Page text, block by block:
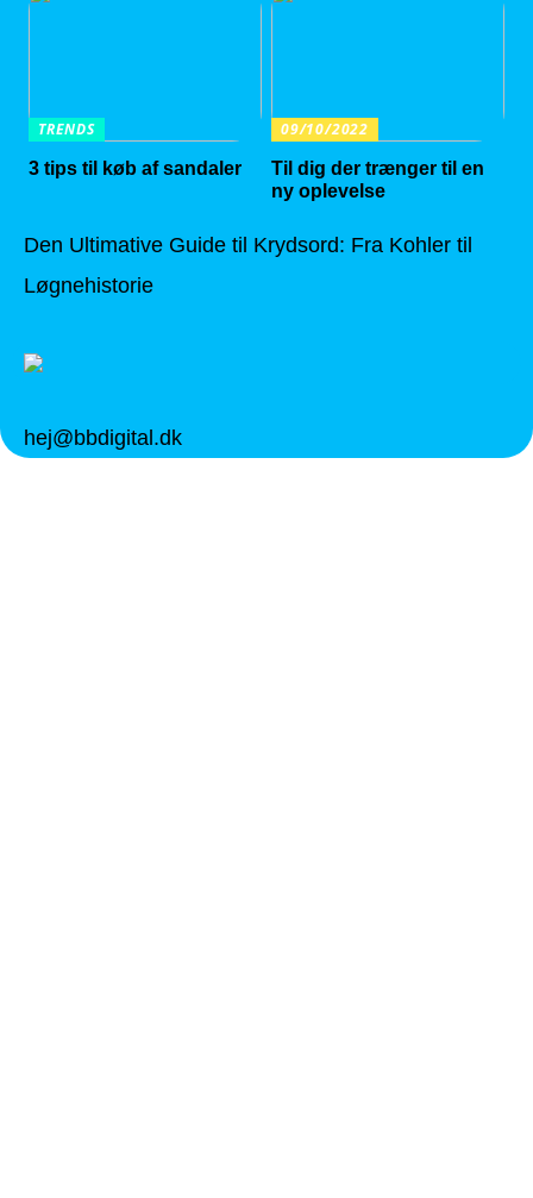
TRENDS
3 tips til køb af sandaler
09/10/2022
Til dig der trænger til en
ny oplevelse
Den Ultimative Guide til Krydsord: Fra Kohler til
Løgnehistorie
hej@bbdigital.dk